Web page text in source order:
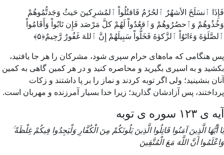
فَإِذَا ٱنسَلَخَ الأشهُرُ ٱلحُرُمُ فَاقتُلُواْ ٱلمُشرِکینَ حَیثُ وَجَدتُّمُوهُمْ
وَخُذُوهُمْ وَٱحصُرُوهُمْ وَٱقعُدُواْ لَهُمْ کلَّ مَرْصَد فَإِن تَابُواْ وَأَقَامُواْ
ٱلصَّلَوٰةَ وَءَاتَوُاْ ٱلزَّکوٰةَ فَخَلُّواْ سَبِیلَهُمْ إِنَّ ٱللهَ غَفُورٌ رَّحِیمٌ﴿۵﴾
پس هنگامی که ماه‌های حرام سپری شود، مشرکان را هر جا یافتید،
بکشید و به اسیری بگیرید و محاصره کنید و در هر کمین گاهی به کمین
آنان بنشینید؛ ولی اگر توبه کردند و نماز را بر پا داشتند و زکات
پرداختند، پس آزادشان گذارید؛ زیرا خدا بسیار آمرزنده و مهربان است.
آیه ی ۱۲۳ سوره ی توبه
يَا أَيُّهَا الَّذِينَ آمَنُوا قَاتِلُوا الَّذِينَ يَلُونَكُمْ مِنَ الْكُفَّارِ وَلْيَجِدُوا فِيكُمْ غِلْظَةً ۚ
وَاعْلَمُوا أَنَّ اللَّهَ مَعَ الْمُتَّقِينَ